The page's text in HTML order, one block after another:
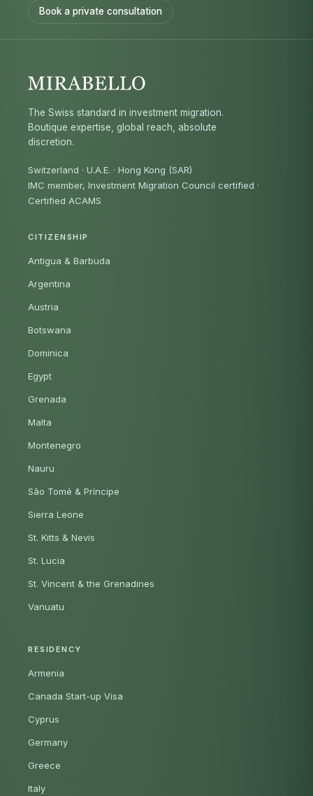
Book a private consultation
The Swiss standard in investment migration.
Boutique expertise, global reach, absolute
discretion.
Switzerland · U.A.E. · Hong Kong (SAR)
IMC member, Investment Migration Council certified ·
Certified ACAMS
CITIZENSHIP
Antigua & Barbuda
Argentina
Austria
Botswana
Dominica
Egypt
Grenada
Malta
Montenegro
Nauru
São Tomé & Príncipe
Sierra Leone
St. Kitts & Nevis
St. Lucia
St. Vincent & the Grenadines
Vanuatu
RESIDENCY
Armenia
Canada Start-up Visa
Cyprus
Germany
Greece
Italy